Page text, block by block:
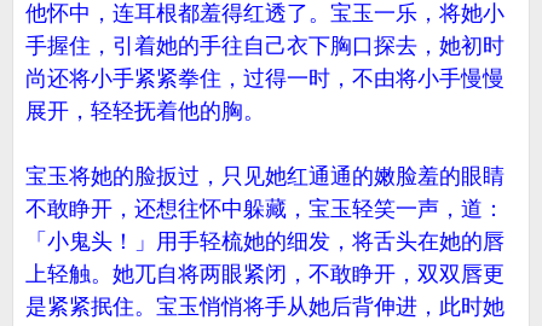
他怀中，连耳根都羞得红透了。宝玉一乐，将她小
手握住，引着她的手往自己衣下胸口探去，她初时
尚还将小手紧紧拳住，过得一时，不由将小手慢慢
展开，轻轻抚着他的胸。
宝玉将她的脸扳过，只见她红通通的嫩脸羞的眼睛
不敢睁开，还想往怀中躲藏，宝玉轻笑一声，道：
「小鬼头！」用手轻梳她的细发，将舌头在她的唇
上轻触。她兀自将两眼紧闭，不敢睁开，双双唇更
是紧紧抿住。宝玉悄悄将手从她后背伸进，此时她